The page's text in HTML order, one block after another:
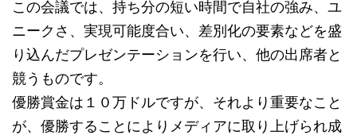
この会議では、持ち分の短い時間で自社の強み、ユ
ニークさ、実現可能度合い、差別化の要素などを盛
り込んだプレゼンテーションを行い、他の出席者と
競うものです。
優勝賞金は１０万ドルですが、それより重要なこと
が、優勝することによりメディアに取り上げられ成